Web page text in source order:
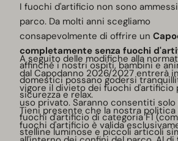
I fuochi d'artificio non sono
parco. Da molti anni scegliamo
consapevolmente di offrire un
completamente senza fuochi
affinché i nostri ospiti, bambini e
domestici possano godersi
sicurezza e relax.
A seguito delle modifiche alla
dal Capodanno 2026/2027 entrerà in
vigore il divieto dei fuochi d'artificio
uso privato. Saranno consentiti solo
fuochi d'artificio di categoria F1
stelline luminose e piccoli articoli
Tieni presente che la nostra politica
fuochi d'artificio è valida